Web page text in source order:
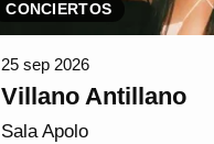
CONCIERTOS
25 sep 2026
Villano Antillano
Sala Apolo